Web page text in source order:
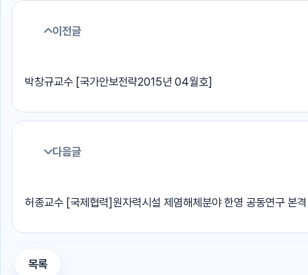
이전글
박창규교수 [국가안보전략2015년 04월호]
다음글
허종교수 [국제협력]원자력시설 제염해체분야 한영 공동연구 본
목록